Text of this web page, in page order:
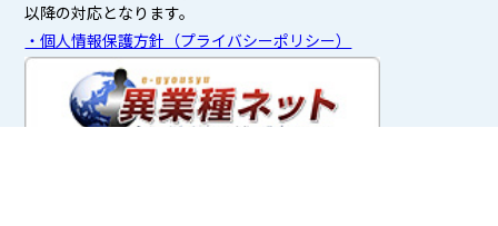
以降の対応となります。
・個人情報保護方針（プライバシーポリシー）